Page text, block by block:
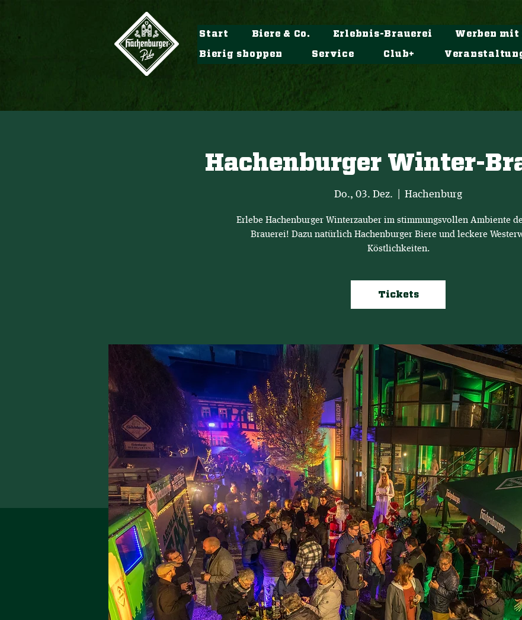
Start Biere & Co. Erlebnis-Brauerei Werben mit
Bierig shoppen Service Club+
Hachenburger Winter-
Do., 03. Dez. Hachenburg
Erlebe Hachenburger Winterzauber im stimmungsvollen Ambiente
Brauerei! Dazu natürlich Hachenburger Biere und leckere
Köstlichkeiten.
Tickets